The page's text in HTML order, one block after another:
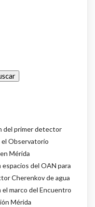
del primer detector
el Observatorio
Mérida
del OAN para
Cherenkov de agua
marco del Encuentro
Mérida